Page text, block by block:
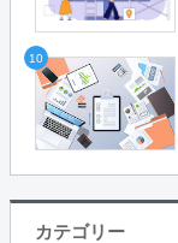
10
カテゴリー